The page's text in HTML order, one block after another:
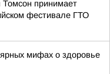
Томсон принимает
фестивале ГТО
мифах о здоровье